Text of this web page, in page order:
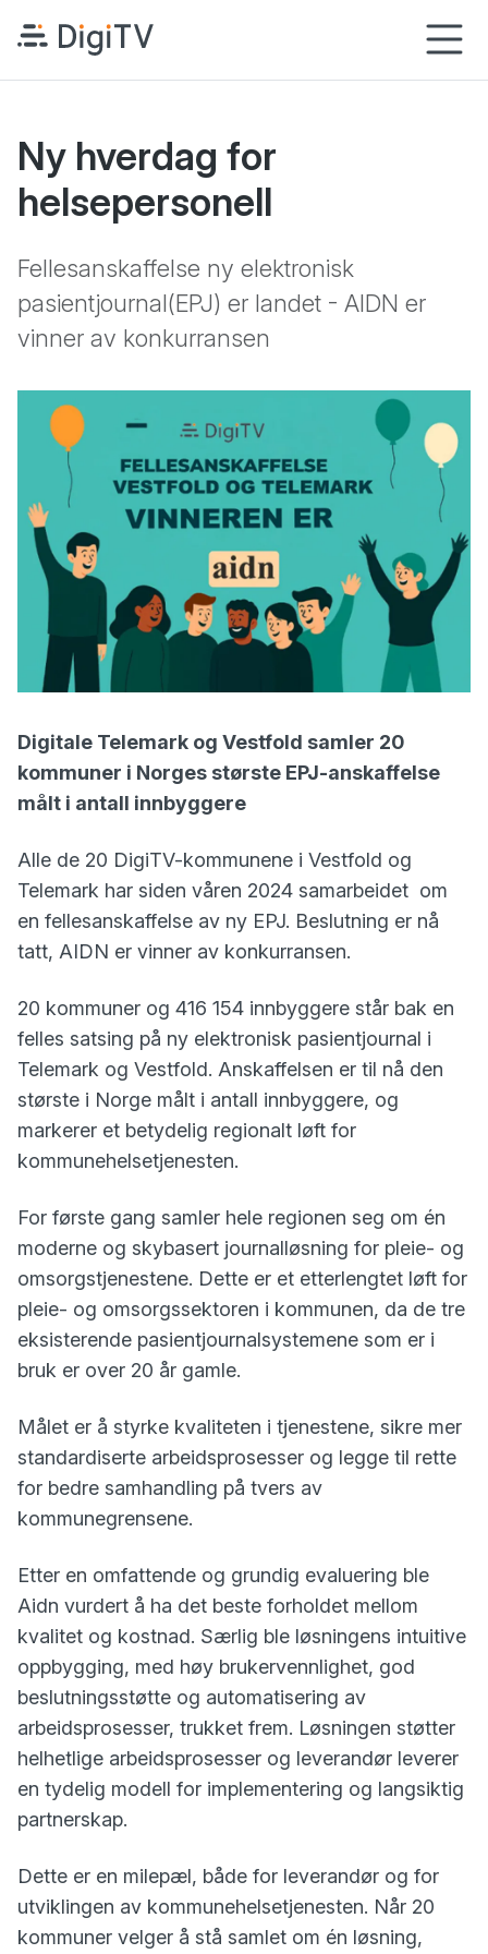
Hopp til hovedinnhold
Ny hverdag for
helsepersonell
Fellesanskaffelse ny elektronisk
pasientjournal(EPJ) er landet - AIDN er
vinner av konkurransen
Digitale Telemark og Vestfold samler 20
kommuner i Norges største EPJ-anskaffelse
målt i antall innbyggere
Alle de 20 DigiTV-kommunene i Vestfold og
Telemark har siden våren 2024 samarbeidet om
en fellesanskaffelse av ny EPJ. Beslutning er nå
tatt, AIDN er vinner av konkurransen.
20 kommuner og 416 154 innbyggere står bak en
felles satsing på ny elektronisk pasientjournal i
Telemark og Vestfold. Anskaffelsen er til nå den
største i Norge målt i antall innbyggere, og
markerer et betydelig regionalt løft for
kommunehelsetjenesten.
For første gang samler hele regionen seg om én
moderne og skybasert journalløsning for pleie- og
omsorgstjenestene. Dette er et etterlengtet løft for
pleie- og omsorgssektoren i kommunen, da de tre
eksisterende pasientjournalsystemene som er i
bruk er over 20 år gamle.
Målet er å styrke kvaliteten i tjenestene, sikre mer
standardiserte arbeidsprosesser og legge til rette
for bedre samhandling på tvers av
kommunegrensene.
Etter en omfattende og grundig evaluering ble
Aidn vurdert å ha det beste forholdet mellom
kvalitet og kostnad. Særlig ble løsningens intuitive
oppbygging, med høy brukervennlighet, god
beslutningsstøtte og automatisering av
arbeidsprosesser, trukket frem. Løsningen støtter
helhetlige arbeidsprosesser og leverandør leverer
en tydelig modell for implementering og langsiktig
partnerskap.
Dette er en milepæl, både for leverandør og for
utviklingen av kommunehelsetjenesten. Når 20
kommuner velger å stå samlet om én løsning,